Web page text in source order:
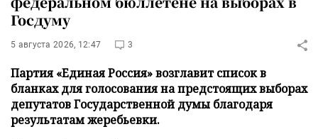
Госдуму
5 августа 2026, 12:47 3
Партия «Единая Россия» возглавит список в
бланках для голосования на предстоящих выборах
депутатов Государственной думы благодаря
результатам жеребьевки.